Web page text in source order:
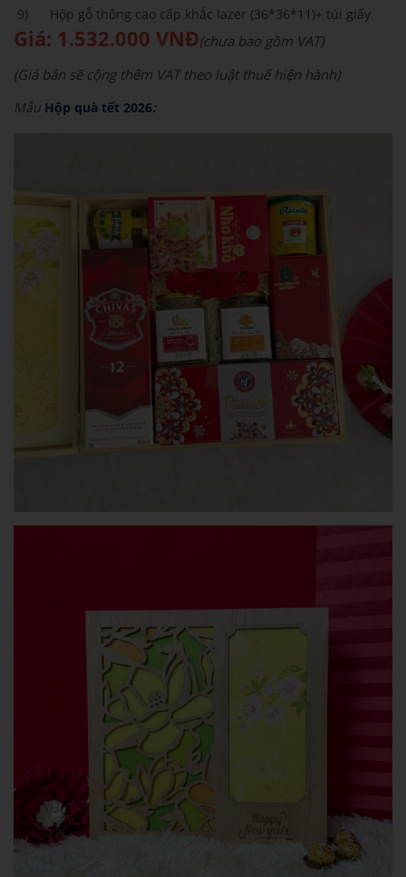
9) Hộp gỗ thông cao cấp khắc lazer (36*36*11)+ túi giấy
Giá: 1.532.000 VNĐ(chưa bao gồm VAT)
(Giá bán sẽ cộng thêm VAT theo luật thuế hiện hành)
Mẫu Hộp quà tết 2026: